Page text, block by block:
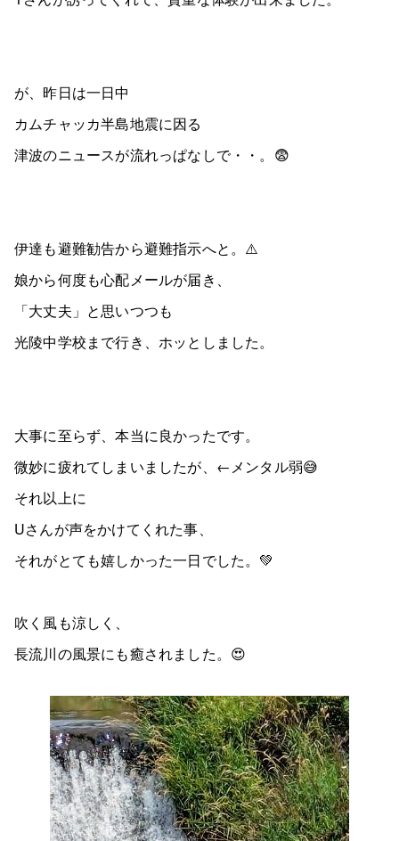
が、昨日は一日中
カムチャッカ半島地震に因る
津波のニュースが流れっぱなしで・・。😨
伊達も避難勧告から避難指示へと。⚠️
娘から何度も心配メールが届き、
「大丈夫」と思いつつも
光陵中学校まで行き、ホッとしました。
大事に至らず、本当に良かったです。
微妙に疲れてしまいましたが、←メンタル弱😅
それ以上に
Uさんが声をかけてくれた事、
それがとても嬉しかった一日でした。💚
吹く風も涼しく、
長流川の風景にも癒されました。😍